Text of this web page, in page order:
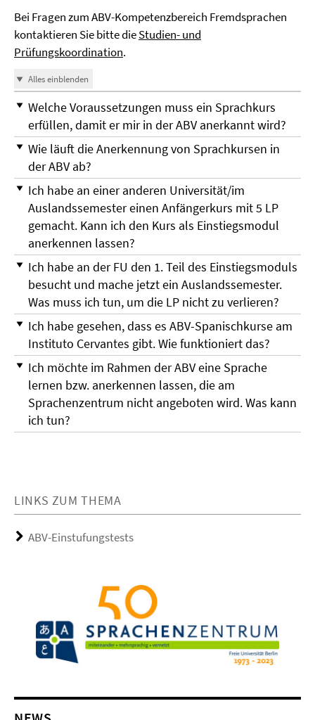
Bei Fragen zum ABV-Kompetenzbereich Fremdsprachen
kontaktieren Sie bitte dieStudien- und
Prüfungskoordination.
Alles einblenden
Welche Voraussetzungen muss ein Sprachkurs
erfüllen, damit er mir in der ABV anerkannt wird?
Wie läuft die Anerkennung von Sprachkursen in
der ABV ab?
Ich habe an einer anderen Universität/im
Auslandssemester einen Anfängerkurs mit 5 LP
gemacht. Kann ich den Kurs als Einstiegsmodul
anerkennen lassen?
Ich habe an der FU den 1. Teil des Einstiegsmoduls
besucht und mache jetzt ein Auslandssemester.
Was muss ich tun, um die LP nicht zu verlieren?
Ich habe gesehen, dass es ABV-Spanischkurse am
Instituto Cervantes gibt. Wie funktioniert das?
Ich möchte im Rahmen der ABV eine Sprache
lernen bzw. anerkennen lassen, die am
Sprachenzentrum nicht angeboten wird. Was kann
ich tun?
LINKS ZUM THEMA
ABV-Einstufungstests